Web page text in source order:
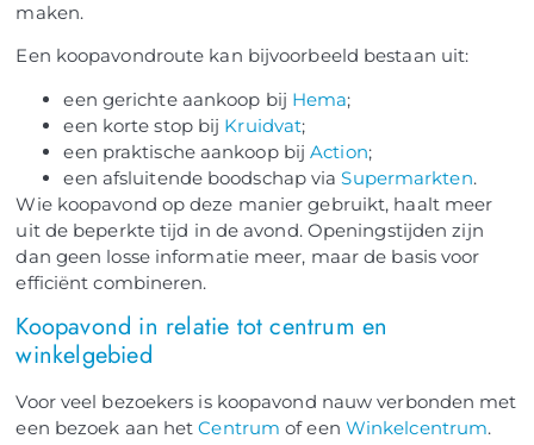
maken.
Een koopavondroute kan bijvoorbeeld bestaan uit:
een gerichte aankoop bij Hema;
een korte stop bij Kruidvat;
een praktische aankoop bijAction;
een afsluitende boodschap viaSupermarkten.
Wie koopavond op deze manier gebruikt, haalt meer
uit de beperkte tijd in de avond. Openingstijden zijn
dan geen losse informatie meer, maar de basis voor
efficiënt combineren.
Koopavond in relatie tot centrum en
winkelgebied
Voor veel bezoekers is koopavond nauw verbonden met
een bezoek aan hetCentrum of een Winkelcentrum.